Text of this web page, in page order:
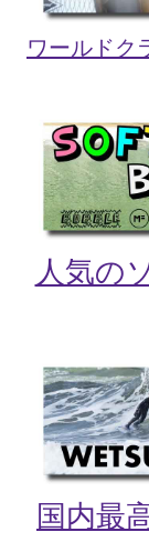
ワールドク
人気の
国内最